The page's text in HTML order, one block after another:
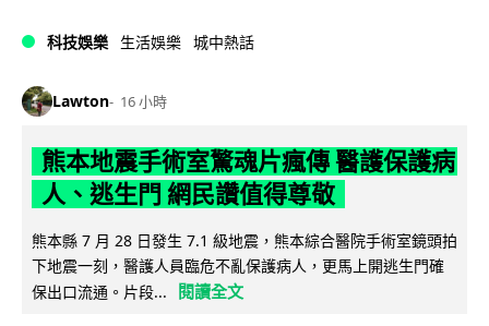
科技娛樂 生活娛樂 城中熱話
Lawton 16 小時
熊本地震手術室驚魂片瘋傳 醫護保護病
人、逃生門 網民讚值得尊敬
熊本縣 7 月 28 日發生 7.1 級地震，熊本綜合醫院手術室鏡頭拍
下地震一刻，醫護人員臨危不亂保護病人，更馬上開逃生門確
保出口流通。片段...
閱讀全文